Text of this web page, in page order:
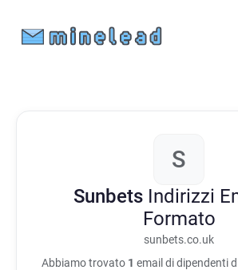
S
Sunbets Indirizzi
Formato
sunbets.co.uk
Abbiamo trovato 1 email di dipendenti